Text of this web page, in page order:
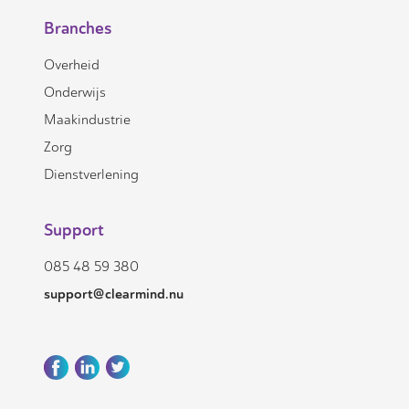
Branches
Overheid
Onderwijs
Maakindustrie
Zorg
Dienstverlening
Support
085 48 59 380
support@clearmind.nu